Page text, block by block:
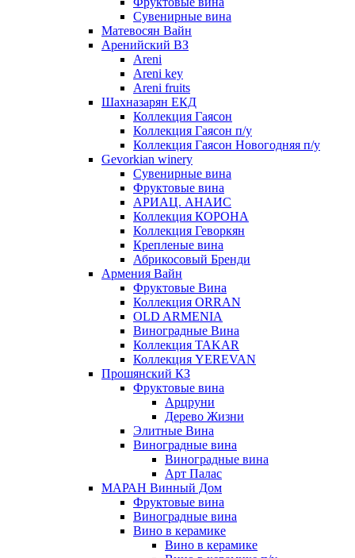
Cувенирные вина
Матевосян Вайн
Аренийский ВЗ
Areni
Areni key
Areni fruits
Шахназарян ЕКД
Коллекция Гаясон
Коллекция Гаясон п/у
Коллекция Гаясон Новогодняя п/у
Gevorkian winery
Сувенирные вина
Фруктовые вина
АРИАЦ. АНАИС
Коллекция КОРОНА
Коллекция Геворкян
Крепленые вина
Абрикосовый Бренди
Армения Вайн
Фруктовые Вина
Коллекция ORRAN
OLD ARMENIA
Виноградные Вина
Коллекция TAKAR
Коллекция YEREVAN
Прошянский КЗ
Фруктовые вина
Арцруни
Дерево Жизни
Элитные Вина
Виноградные вина
Виноградные вина
Арт Палас
МАРАН Винный Дом
Фруктовые вина
Виноградные вина
Вино в керамике
Вино в керамике